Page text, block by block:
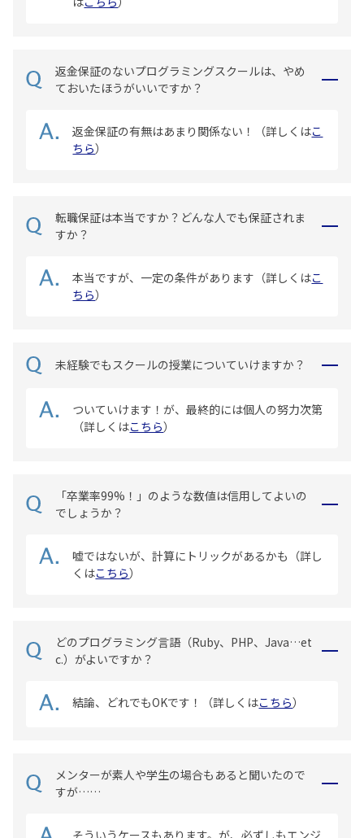
返金保証のないプログラミングスクールは、やめ
ておいたほうがいいですか？
返金保証の有無はあまり関係ない！（詳しくはこ
ちら）
転職保証は本当ですか？どんな人でも保証されま
すか？
本当ですが、一定の条件があります（詳しくはこ
ちら）
未経験でもスクールの授業についていけますか？
ついていけます！が、最終的には個人の努力次第
（詳しくはこちら）
「卒業率99%！」のような数値は信用してよいの
でしょうか？
嘘ではないが、計算にトリックがあるかも（詳し
くはこちら）
どのプログラミング言語（Ruby、PHP、Java…et
c.）がよいですか？
結論、どれでもOKです！（詳しくはこちら）
メンターが素人や学生の場合もあると聞いたので
すが……
そういうケースもあります。が、必ずしもエンジ